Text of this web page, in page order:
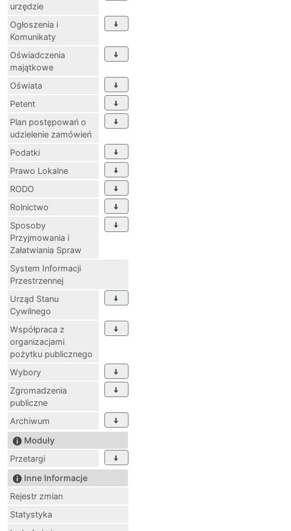
urzędzie
Ogłoszenia i
Komunikaty
Oświadczenia
majątkowe
Oświata
Petent
Plan postępowań o
udzielenie zamówień
Podatki
Prawo Lokalne
RODO
Rolnictwo
Sposoby
Przyjmowania i
Załatwiania Spraw
System Informacji
Przestrzennej
Urząd Stanu
Cywilnego
Współpraca z
organizacjami
pożytku publicznego
Wybory
Zgromadzenia
publiczne
Archiwum
Moduły
Przetargi
Inne Informacje
Rejestr zmian
Statystyka